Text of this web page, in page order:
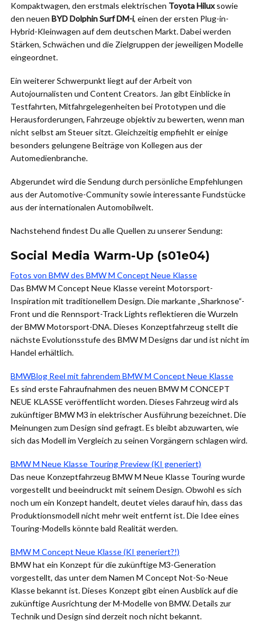
Kompaktwagen, den erstmals elektrischen Toyota Hiluxsowie
den neuen BYD Dolphin Surf DM-i, einen der ersten Plug-in-
Hybrid-Kleinwagen auf dem deutschen Markt. Dabei werden
Stärken, Schwächen und die Zielgruppen der jeweiligen Modelle
eingeordnet.
Ein weiterer Schwerpunkt liegt auf der Arbeit von
Autojournalisten und Content Creators. Jan gibt Einblicke in
Testfahrten, Mitfahrgelegenheiten bei Prototypen und die
Herausforderungen, Fahrzeuge objektiv zu bewerten, wenn man
nicht selbst am Steuer sitzt. Gleichzeitig empfiehlt er einige
besonders gelungene Beiträge von Kollegen aus der
Automedienbranche.
Abgerundet wird die Sendung durch persönliche Empfehlungen
aus der Automotive-Community sowie interessante Fundstücke
aus der internationalen Automobilwelt.
Nachstehend findest Du alle Quellen zu unserer Sendung:
Social Media Warm-Up (s01e04)
Fotos von BMW des BMW M Concept Neue Klasse
Das BMW M Concept Neue Klasse vereint Motorsport-
Inspiration mit traditionellem Design. Die markante „Sharknose“-
Front und die Rennsport-Track Lights reflektieren die Wurzeln
der BMW Motorsport-DNA. Dieses Konzeptfahrzeug stellt die
nächste Evolutionsstufe des BMW M Designs dar und ist nicht im
Handel erhältlich.
BMWBlog Reel mit fahrendem BMW M Concept Neue Klasse
Es sind erste Fahraufnahmen des neuen BMW M CONCEPT
NEUE KLASSE veröffentlicht worden. Dieses Fahrzeug wird als
zukünftiger BMW M3 in elektrischer Ausführung bezeichnet. Die
Meinungen zum Design sind gefragt. Es bleibt abzuwarten, wie
sich das Modell im Vergleich zu seinen Vorgängern schlagen wird.
BMW M Neue Klasse Touring Preview (KI generiert)
Das neue Konzeptfahrzeug BMW M Neue Klasse Touring wurde
vorgestellt und beeindruckt mit seinem Design. Obwohl es sich
noch um ein Konzept handelt, deutet vieles darauf hin, dass das
Produktionsmodell nicht mehr weit entfernt ist. Die Idee eines
Touring-Modells könnte bald Realität werden.
BMW M Concept Neue Klasse (KI generiert?!)
BMW hat ein Konzept für die zukünftige M3-Generation
vorgestellt, das unter dem Namen M Concept Not-So-Neue
Klasse bekannt ist. Dieses Konzept gibt einen Ausblick auf die
zukünftige Ausrichtung der M-Modelle von BMW. Details zur
Technik und Design sind derzeit noch nicht bekannt.